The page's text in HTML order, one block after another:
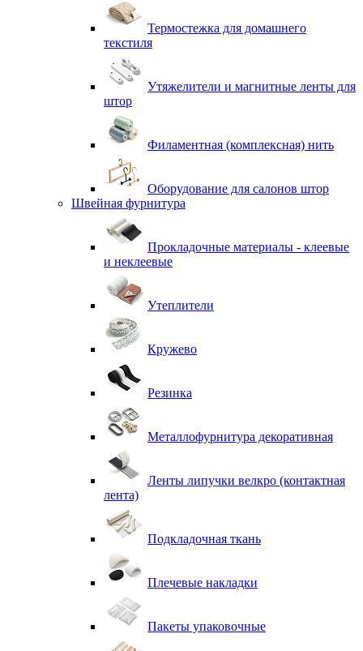
Термостежка для домашнего
текстиля
Утяжелители и магнитные ленты для
штор
Филаментная (комплексная) нить
Оборудование для салонов штор
Швейная фурнитура
Прокладочные материалы - клеевые
и неклеевые
Утеплители
Кружево
Резинка
Металлофурнитура декоративная
Ленты липучки велкро (контактная
лента)
Подкладочная ткань
Плечевые накладки
Пакеты упаковочные